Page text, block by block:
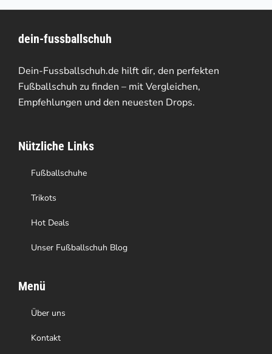
auf.
Die
Optionen
können
der
Produktseite
gewählt
werden
dein-fussballschuh
Dein-Fussballschuh.de hilft dir, den perfekten
Fußballschuh zu finden – mit Vergleichen,
Empfehlungen und den neuesten Drops.
Nützliche Links
Fußballschuhe
Trikots
Hot Deals
Unser Fußballschuh Blog
Menü
Über uns
Kontakt